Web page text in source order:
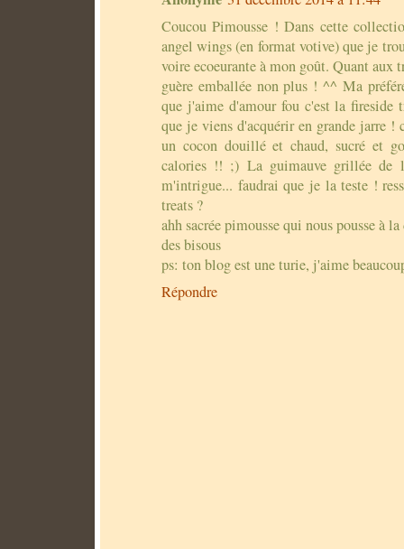
Coucou Pimousse ! Dans cette
angel wings (en format votive) que je
voire ecoeurante à mon goût. Quant aux
guère emballée non plus ! ^^ Ma
que j'aime d'amour fou c'est la fireside
que je viens d'acquérir en grande jarre !
un cocon douillé et chaud, sucré et
calories !! ;) La guimauve grillée de
m'intrigue... faudrai que je la teste !
treats ?
ahh sacrée pimousse qui nous pousse à
des bisous
ps: ton blog est une turie, j'aime
Répondre